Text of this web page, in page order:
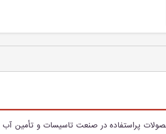
پراستفاده در صنعت تاسیسات و تأمین